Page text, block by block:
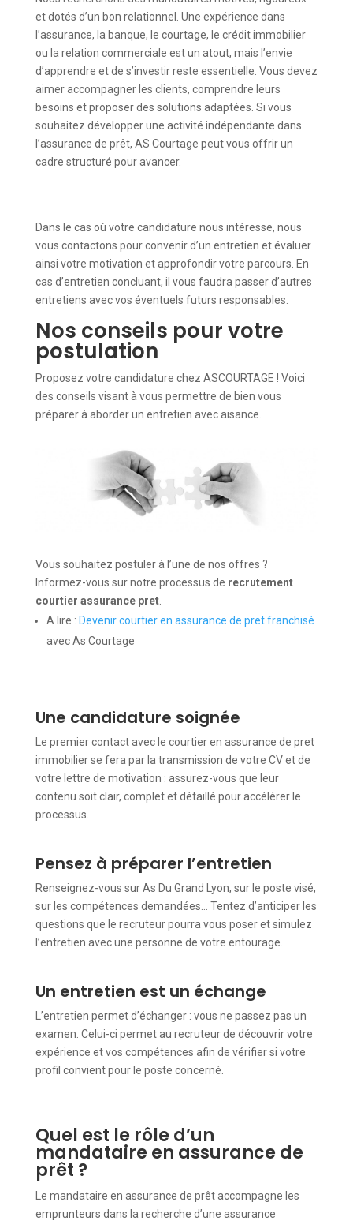
et dotés d’un bon relationnel. Une expérience dans
l’assurance, la banque, le courtage, le crédit immobilier
ou la relation commerciale est un atout, mais l’envie
d’apprendre et de s’investir reste essentielle. Vous devez
aimer accompagner les clients, comprendre leurs
besoins et proposer des solutions adaptées. Si vous
souhaitez développer une activité indépendante dans
l’assurance de prêt, AS Courtage peut vous offrir un
cadre structuré pour avancer.
Dans le cas où votre candidature nous intéresse, nous
vous contactons pour convenir d’un entretien et évaluer
ainsi votre motivation et approfondir votre parcours. En
cas d’entretien concluant, il vous faudra passer d’autres
entretiens avec vos éventuels futurs responsables.
Nos conseils pour votre
postulation
Proposez votre candidature chez ASCOURTAGE ! Voici
des conseils visant à vous permettre de bien vous
préparer à aborder un entretien avec aisance.
Vous souhaitez postuler à l’une de nos offres ?
Informez-vous sur notre processus de recrutement
courtier assurance pret.
A lire : Devenir courtier en assurance de pret franchisé
avec As Courtage
Une candidature soignée
Le premier contact avec le courtier en assurance de pret
immobilier se fera par la transmission de votre CV et de
votre lettre de motivation : assurez-vous que leur
contenu soit clair, complet et détaillé pour accélérer le
processus.
Pensez à préparer l’entretien
Renseignez-vous sur As Du Grand Lyon, sur le poste visé,
sur les compétences demandées… Tentez d’anticiper les
questions que le recruteur pourra vous poser et simulez
l’entretien avec une personne de votre entourage.
Un entretien est un échange
L’entretien permet d’échanger : vous ne passez pas un
examen. Celui-ci permet au recruteur de découvrir votre
expérience et vos compétences afin de vérifier si votre
profil convient pour le poste concerné.
Quel est le rôle d’un
mandataire en assurance de
prêt ?
Le mandataire en assurance de prêt accompagne les
emprunteurs dans la recherche d’une assurance